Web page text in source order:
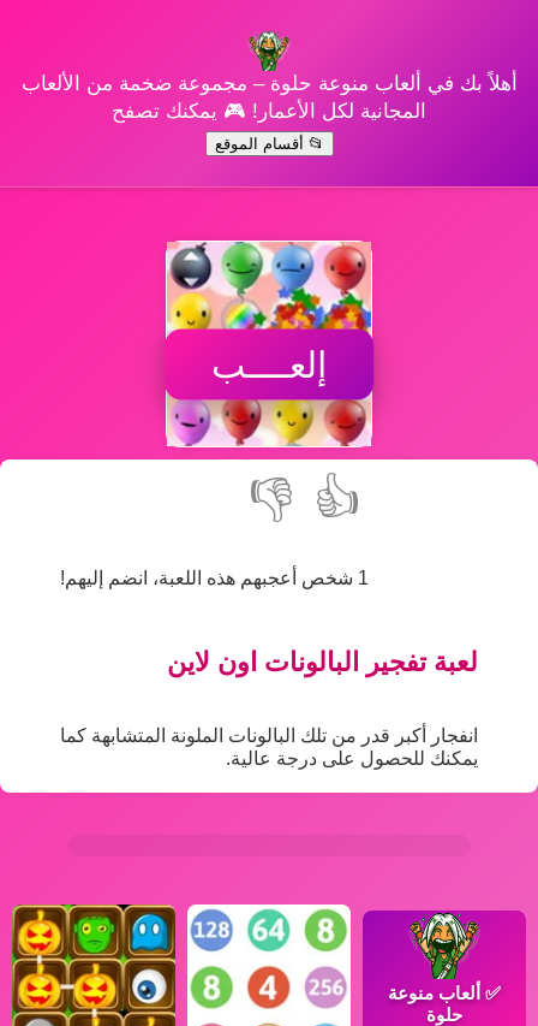
أهلاً بك في ألعاب منوعة حلوة – مجموعة ضخمة من الألعاب
المجانية لكل الأعمار! 🎮 يمكنك تصفح
📂 أقسام الموقع
إلعــــب
👍
👎
1 شخص أعجبهم هذه اللعبة، انضم إليهم!
لعبة تفجير البالونات اون لاين
انفجار أكبر قدر من تلك البالونات الملونة المتشابهة كما
يمكنك للحصول على درجة عالية.
✅ ألعاب منوعة
حلوة